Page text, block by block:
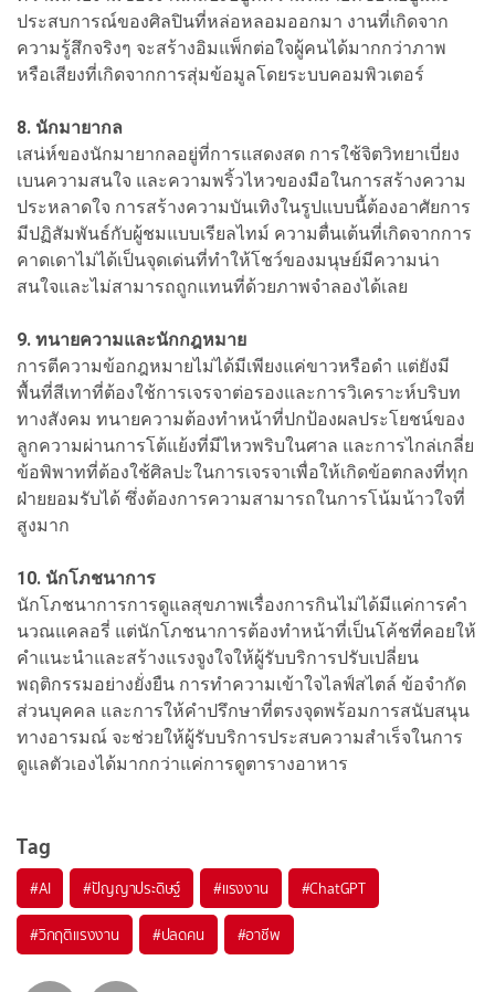
ประสบการณ์ของศิลปินที่หล่อหลอมออกมา งานที่เกิดจาก
ความรู้สึกจริงๆ จะสร้างอิมแพ็กต่อใจผู้คนได้มากกว่าภาพ
หรือเสียงที่เกิดจากการสุ่มข้อมูลโดยระบบคอมพิวเตอร์
8. นักมายากล
เสน่ห์ของนักมายากลอยู่ที่การแสดงสด การใช้จิตวิทยาเบี่ยง
เบนความสนใจ และความพริ้วไหวของมือในการสร้างความ
ประหลาดใจ การสร้างความบันเทิงในรูปแบบนี้ต้องอาศัยการ
มีปฏิสัมพันธ์กับผู้ชมแบบเรียลไทม์ ความตื่นเต้นที่เกิดจากการ
คาดเดาไม่ได้เป็นจุดเด่นที่ทำให้โชว์ของมนุษย์มีความน่า
สนใจและไม่สามารถถูกแทนที่ด้วยภาพจำลองได้เลย
9. ทนายความและนักกฎหมาย
การตีความข้อกฎหมายไม่ได้มีเพียงแค่ขาวหรือดำ แต่ยังมี
พื้นที่สีเทาที่ต้องใช้การเจรจาต่อรองและการวิเคราะห์บริบท
ทางสังคม ทนายความต้องทำหน้าที่ปกป้องผลประโยชน์ของ
ลูกความผ่านการโต้แย้งที่มีไหวพริบในศาล และการไกล่เกลี่ย
ข้อพิพาทที่ต้องใช้ศิลปะในการเจรจาเพื่อให้เกิดข้อตกลงที่ทุก
ฝ่ายยอมรับได้ ซึ่งต้องการความสามารถในการโน้มน้าวใจที่
สูงมาก
10. นักโภชนาการ
นักโภชนาการการดูแลสุขภาพเรื่องการกินไม่ได้มีแค่การคำ
นวณแคลอรี่ แต่นักโภชนาการต้องทำหน้าที่เป็นโค้ชที่คอยให้
คำแนะนำและสร้างแรงจูงใจให้ผู้รับบริการปรับเปลี่ยน
พฤติกรรมอย่างยั่งยืน การทำความเข้าใจไลฟ์สไตล์ ข้อจำกัด
ส่วนบุคคล และการให้คำปรึกษาที่ตรงจุดพร้อมการสนับสนุน
ทางอารมณ์ จะช่วยให้ผู้รับบริการประสบความสำเร็จในการ
ดูแลตัวเองได้มากกว่าแค่การดูตารางอาหาร
Tag
#AI #ปัญญาประดิษฐ์ #เเรงงาน #ChatGPT
#วิกฤติแรงงาน #ปลดคน #อาชีพ